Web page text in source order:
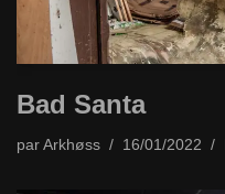
Bad Santa
par Arkhøss 16/01/2022